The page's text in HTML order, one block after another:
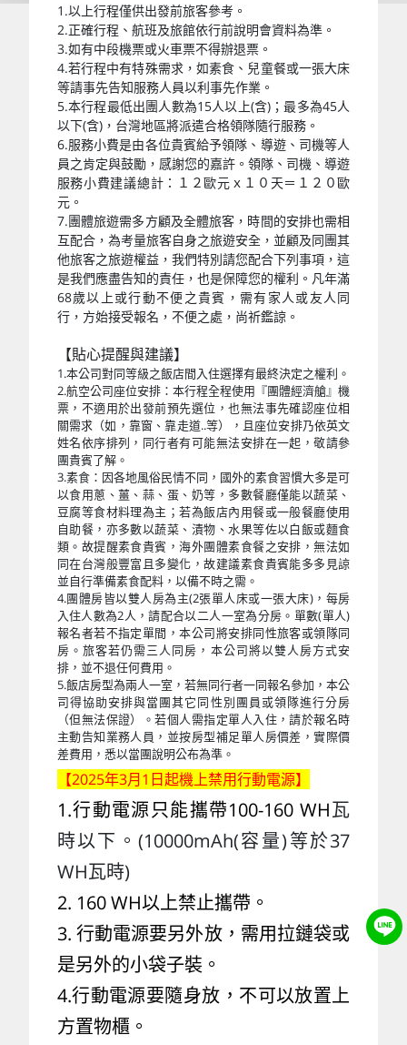
1.以上行程僅供出發前旅客參考。
2.正確行程、航班及旅館依行前說明會資料為準。
3.如有中段機票或火車票不得辦退票。
4.若行程中有特殊需求，如素食、兒童餐或一張大床
等請事先告知服務人員以利事先作業。
5.本行程最低出團人數為15人以上(含)；最多為45人
以下(含)，台灣地區將派遣合格領隊隨行服務。
6.服務小費是由各位貴賓給予領隊、導遊、司機等人
員之肯定與鼓勵，感謝您的嘉許。領隊、司機、導遊
服務小費建議總計：１２歐元ｘ１０天＝１２０歐
元。
7.團體旅遊需多方顧及全體旅客，時間的安排也需相
互配合，為考量旅客自身之旅遊安全，並顧及同團其
他旅客之旅遊權益，我們特別請您配合下列事項，這
是我們應盡告知的責任，也是保障您的權利。凡年滿
68歲以上或行動不便之貴賓，需有家人或友人同
行，方始接受報名，不便之處，尚祈鑑諒。
【貼心提醒與建議】
1.本公司對同等級之飯店間入住選擇有最終決定之權利。
2.航空公司座位安排：本行程全程使用『團體經濟艙』機
票，不適用於出發前預先選位，也無法事先確認座位相
關需求（如，靠窗、靠走道..等），且座位安排乃依英文
姓名依序排列，同行者有可能無法安排在一起，敬請參
團貴賓了解。
3.素食：因各地風俗民情不同，國外的素食習慣大多是可
以食用蔥、薑、蒜、蛋、奶等，多數餐廳僅能以蔬菜、
豆腐等食材料理為主；若為飯店內用餐或一般餐廳使用
自助餐，亦多數以蔬菜、漬物、水果等佐以白飯或麵食
類。故提醒素食貴賓，海外團體素食餐之安排，無法如
同在台灣般豐富且多變化，故建議素食貴賓能多多見諒
並自行準備素食配料，以備不時之需。
4.團體房皆以雙人房為主(2張單人床或一張大床)，每房
入住人數為2人，請配合以二人一室為分房。單數(單人)
報名者若不指定單間，本公司將安排同性旅客或領隊同
房。旅客若仍需三人同房，本公司將以雙人房方式安
排，並不退任何費用。
5.飯店房型為兩人一室，若無同行者一同報名參加，本公
司得協助安排與當團其它同性別團員或領隊進行分房
（但無法保證）。若個人需指定單人入住，請於報名時
主動告知業務人員，並按房型補足單人房價差，實際價
差費用，悉以當團說明公布為準。
【2025年3月1日起機上禁用行動電源】
1.行動電源只能攜帶100-160 WH瓦
時以下。(10000mAh(容量)等於37
WH瓦時)
2. 160 WH以上禁止攜帶。
3. 行動電源要另外放，需用拉鏈袋或
是另外的小袋子裝。
4.行動電源要隨身放，不可以放置上
方置物櫃。